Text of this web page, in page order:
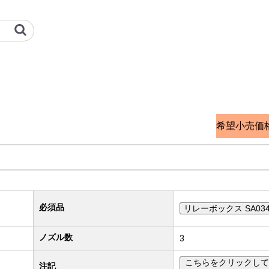
熱 オプション検索サイト
希望小売価
必須品 リレーボックス
ノズル数 3
注記
こちらをクリックし